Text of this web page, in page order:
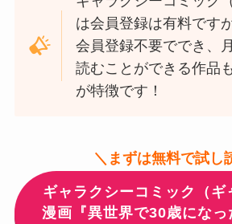
は会員登録は有料です
会員登録不要ででき、
読むことができる作品
が特徴です！
＼まずは無料で試し
ギャラクシーコミック（ギ
漫画『異世界で30歳になっ